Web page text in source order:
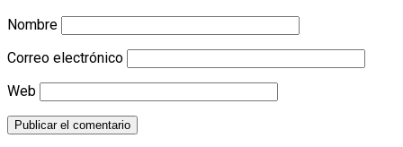
Nombre
Correo electrónico
Web